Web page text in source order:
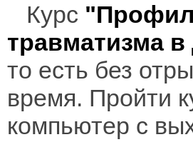
Курс
травматизма
то есть без
время. Пройти
компьютер с